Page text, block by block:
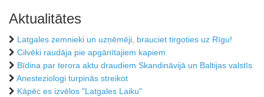
Aktualitātes
Latgales zemnieki un uzņēmēji, brauciet tirgoties uz Rīgu!
Cilvēki raudāja pie apgānītajiem kapiem
Bīdina par terora aktu draudiem Skandināvijā un Baltijas valstīs
Anesteziologi turpinās streikot
Kāpēc es izvēlos "Latgales Laiku"